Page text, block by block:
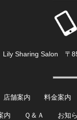
Lily Sharing Salon 〒
店舗案内 料金案内
内 Ｑ＆Ａ お知